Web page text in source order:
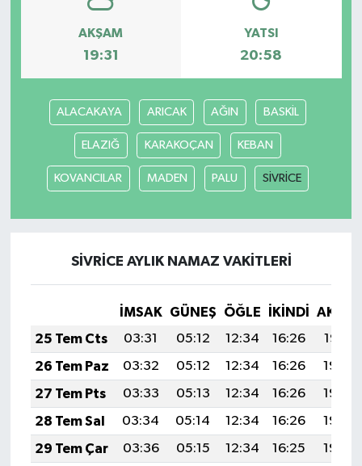
AKŞAM
19:31
YATSI
20:58
ALACAKAYA ARICAK AĞIN BASKİL
ELAZIĞ KARAKOÇAN KEBAN
KOVANCILAR MADEN PALU SİVRİCE
SİVRİCE AYLIK NAMAZ VAKITLERI
İMSAK GÜNEŞ ÖĞLE İKINDI
25 Tem Cts
03:31 05:12 12:34 16:26
19:47
26 Tem Paz
03:32 05:12 12:34 16:26
19:46
27 Tem Pts
03:33 05:13 12:34 16:26
19:45
28 Tem Sal
03:34 05:14 12:34 16:26
19:45
29 Tem Çar
03:36 05:15 12:34 16:25
19:44
Yaşam